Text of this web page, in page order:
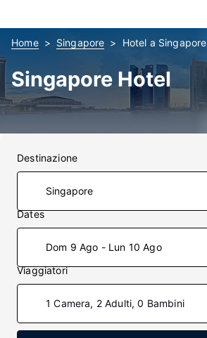
Home Singapore Hotel a Singapore
Singapore Hotel
Destinazione
Dates
Dom 9 Ago - Lun 10 Ago
Viaggiatori
1 Camera, 2 Adulti, 0 Bambini